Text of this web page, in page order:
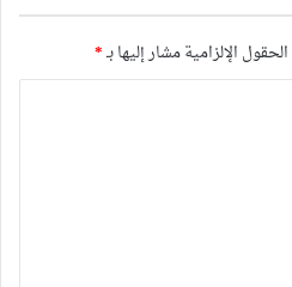
الحقول الإلزامية مشار إليها بـ*